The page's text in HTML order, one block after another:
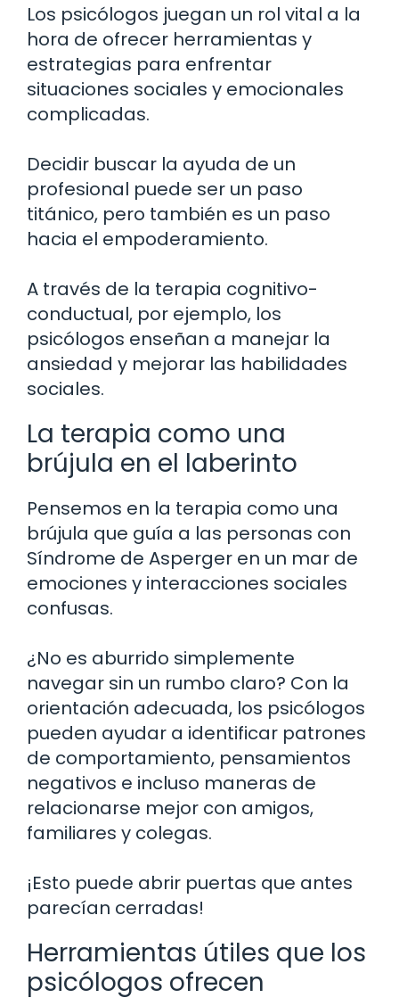
Los psicólogos juegan un rol vital a la
hora de ofrecer herramientas y
estrategias para enfrentar
situaciones sociales y emocionales
complicadas.
Decidir buscar la ayuda de un
profesional puede ser un paso
titánico, pero también es un paso
hacia el empoderamiento.
A través de la terapia cognitivo-
conductual, por ejemplo, los
psicólogos enseñan a manejar la
ansiedad y mejorar las habilidades
sociales.
La terapia como una
brújula en el laberinto
Pensemos en la terapia como una
brújula que guía a las personas con
Síndrome de Asperger en un mar de
emociones y interacciones sociales
confusas.
¿No es aburrido simplemente
navegar sin un rumbo claro? Con la
orientación adecuada, los psicólogos
pueden ayudar a identificar patrones
de comportamiento, pensamientos
negativos e incluso maneras de
relacionarse mejor con amigos,
familiares y colegas.
¡Esto puede abrir puertas que antes
parecían cerradas!
Herramientas útiles que los
psicólogos ofrecen